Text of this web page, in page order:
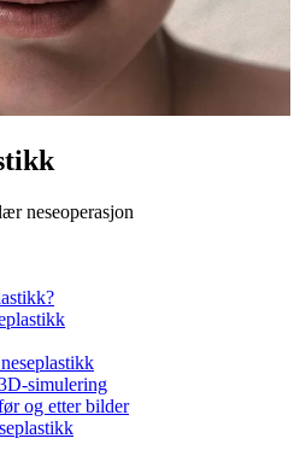
neseoperasjon
simulering
og etter bilder